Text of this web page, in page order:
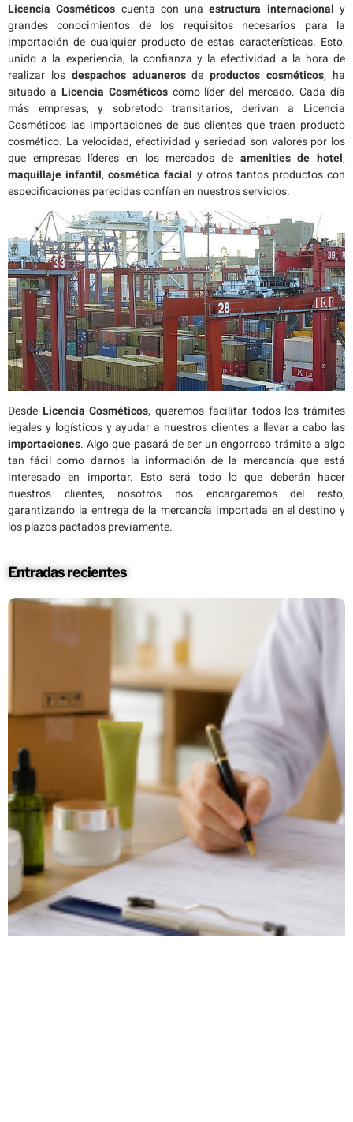
Licencia Cosméticos cuenta con unaestructura internacional y
grandes conocimientos de los requisitos necesarios para la
importación de cualquier producto de estas características. Esto,
unido a la experiencia, la confianza y la efectividad a la hora de
realizar los despachos aduanerosdeproductos cosméticos, ha
situado a Licencia Cosméticoscomo líder del mercado. Cada día
más empresas, y sobretodo transitarios, derivan a Licencia
Cosméticos las importaciones de sus clientes que traen producto
cosmético. La velocidad, efectividad y seriedad son valores por los
que empresas líderes en los mercados de amenities de hotel,
maquillaje infantil,cosmética facial y otros tantos productos con
especificaciones parecidas confían en nuestros servicios.
Desde Licencia Cosméticos, queremos facilitar todos los trámites
legales y logísticos y ayudar a nuestros clientes a llevar a cabo las
importaciones. Algo que pasará de ser un engorroso trámite a algo
tan fácil como darnos la información de la mercancía que está
interesado en importar. Esto será todo lo que deberán hacer
nuestros clientes, nosotros nos encargaremos del resto,
garantizando la entrega de la mercancía importada en el destino y
los plazos pactados previamente.
Entradas recientes